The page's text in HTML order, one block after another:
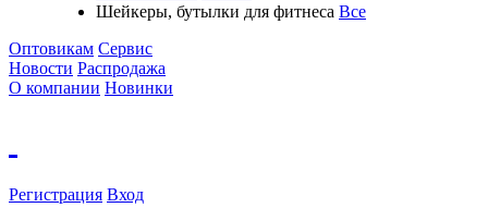
Шейкеры, бутылки для фитнеса Все
Оптовикам Сервис
Новости Распродажа
О компании Новинки
Регистрация Вход